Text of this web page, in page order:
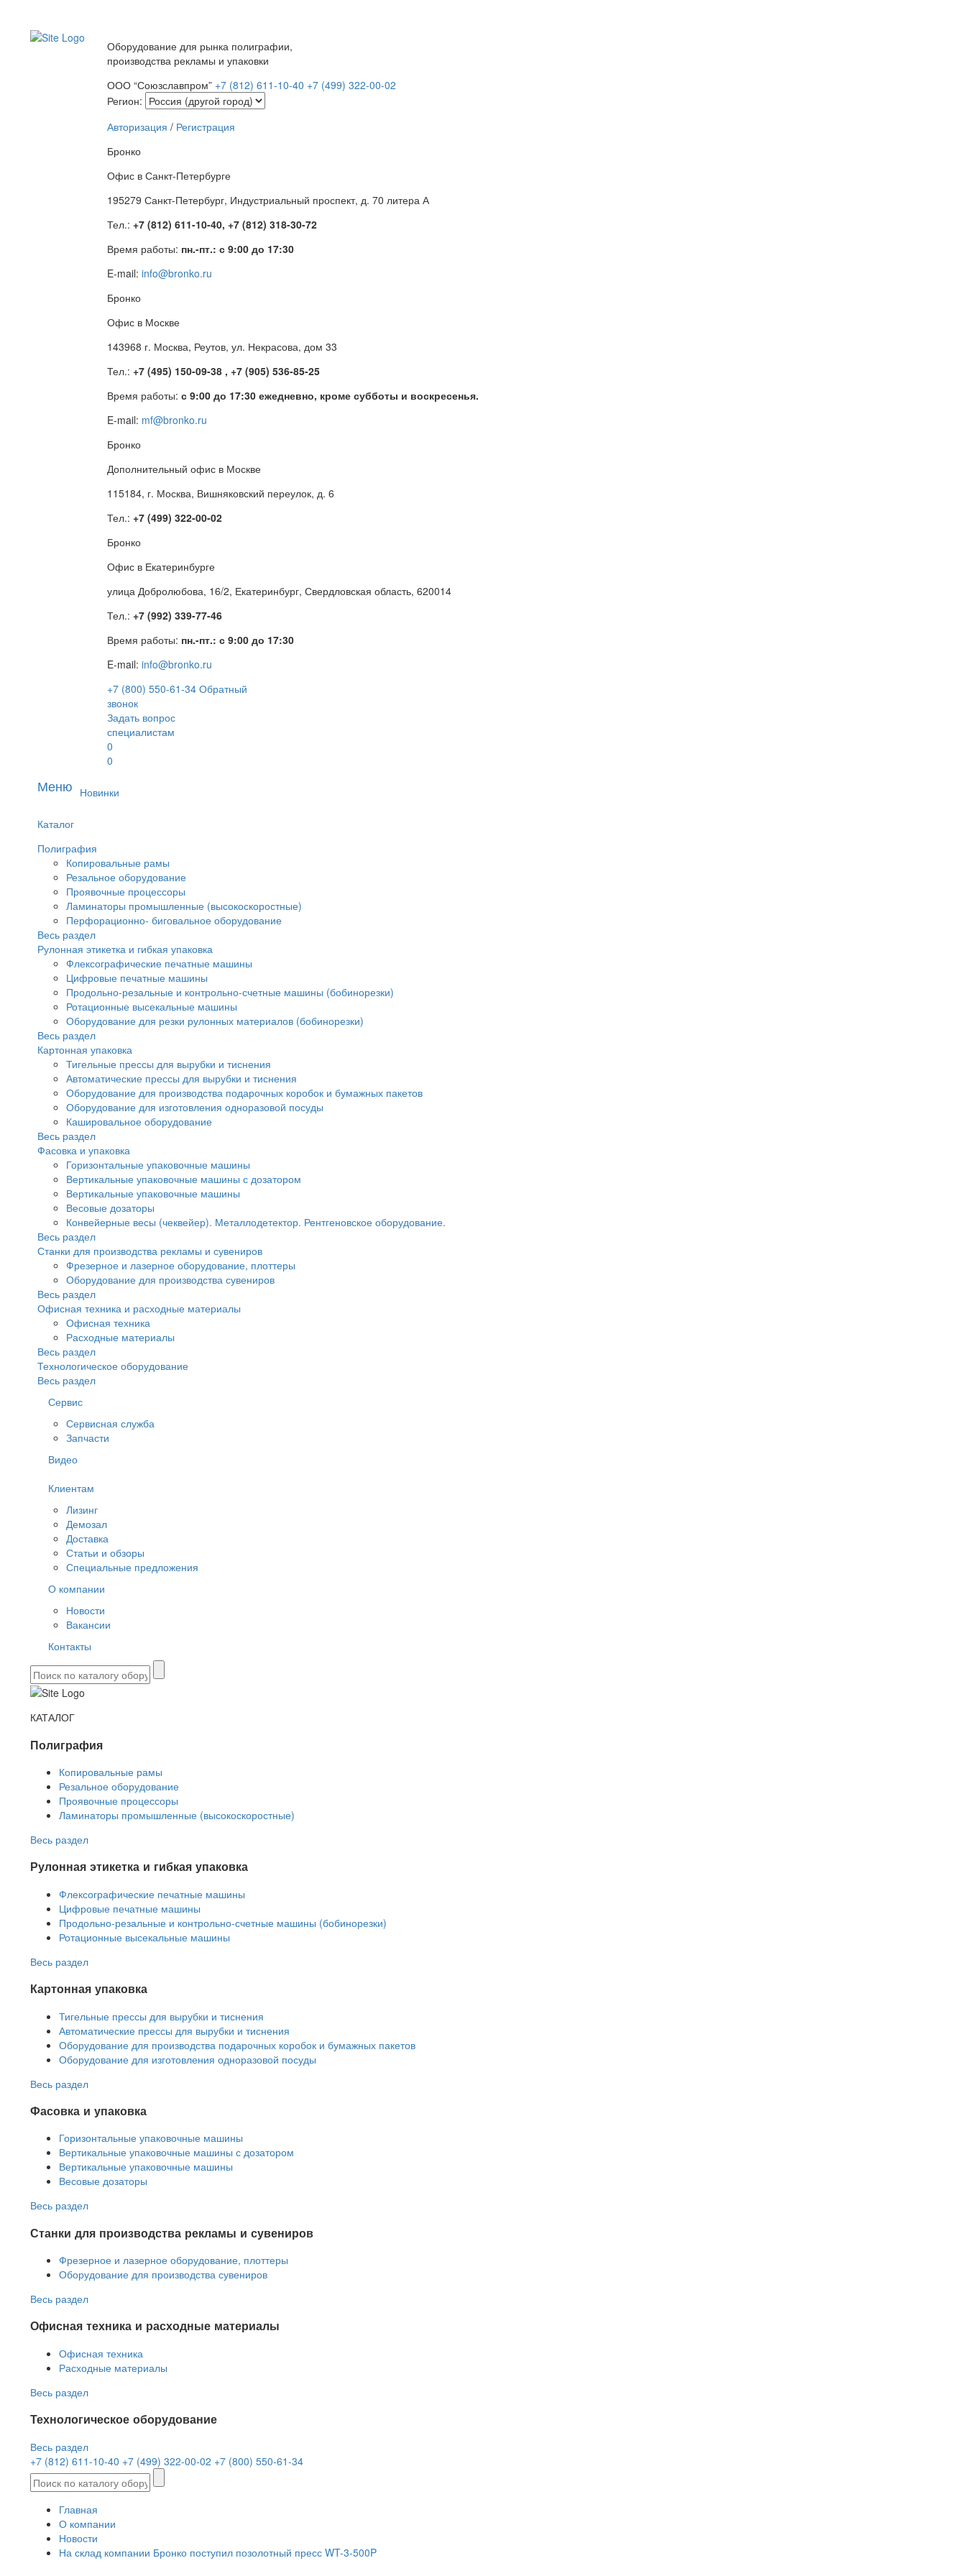
Оборудование для рынка полиграфии,
производства рекламы и упаковки
ООО “Союзславпром” +7 (812) 611-10-40 +7 (499) 322-00-02
Регион:
Авторизация / Регистрация
Бронко
Офис в Санкт-Петербурге
195279 Санкт-Петербург, Индустриальный проспект, д. 70 литера А
Тел.: +7 (812) 611-10-40, +7 (812) 318-30-72
Время работы: пн.-пт.: с 9:00 до 17:30
E-mail: info@bronko.ru
Бронко
Офис в Москве
143968 г. Москва, Реутов, ул. Некрасова, дом 33
Тел.: +7 (495) 150-09-38 , +7 (905) 536-85-25
Время работы: с 9:00 до 17:30 ежедневно, кроме субботы и воскресенья.
E-mail: mf@bronko.ru
Бронко
Дополнительный офис в Москве
115184, г. Москва, Вишняковский переулок, д. 6
Тел.: +7 (499) 322-00-02
Бронко
Офис в Екатеринбурге
улица Добролюбова, 16/2, Екатеринбург, Свердловская область, 620014
Тел.: +7 (992) 339-77-46
Время работы: пн.-пт.: с 9:00 до 17:30
E-mail: info@bronko.ru
+7 (800) 550-61-34 Обратный
звонок
Задать вопрос
специалистам
0
0
Меню Новинки
Каталог
Полиграфия
Копировальные рамы
Резальное оборудование
Проявочные процессоры
Ламинаторы промышленные (высокоскоростные)
Перфорационно- биговальное оборудование
Весь раздел
Рулонная этикетка и гибкая упаковка
Флексографические печатные машины
Цифровые печатные машины
Продольно-резальные и контрольно-счетные машины (бобинорезки)
Ротационные высекальные машины
Оборудование для резки рулонных материалов (бобинорезки)
Весь раздел
Картонная упаковка
Тигельные прессы для вырубки и тиснения
Автоматические прессы для вырубки и тиснения
Оборудование для производства подарочных коробок и бумажных пакетов
Оборудование для изготовления одноразовой посуды
Кашировальное оборудование
Весь раздел
Фасовка и упаковка
Горизонтальные упаковочные машины
Вертикальные упаковочные машины с дозатором
Вертикальные упаковочные машины
Весовые дозаторы
Конвейерные весы (чеквейер). Металлодетектор. Рентгеновское оборудование.
Весь раздел
Станки для производства рекламы и сувениров
Фрезерное и лазерное оборудование, плоттеры
Оборудование для производства сувениров
Весь раздел
Офисная техника и расходные материалы
Офисная техника
Расходные материалы
Весь раздел
Технологическое оборудование
Весь раздел
Сервис
Сервисная служба
Запчасти
Видео
Клиентам
Лизинг
Демозал
Доставка
Статьи и обзоры
Специальные предложения
О компании
Новости
Вакансии
Контакты
КАТАЛОГ
Полиграфия
Копировальные рамы
Резальное оборудование
Проявочные процессоры
Ламинаторы промышленные (высокоскоростные)
Весь раздел
Рулонная этикетка и гибкая упаковка
Флексографические печатные машины
Цифровые печатные машины
Продольно-резальные и контрольно-счетные машины (бобинорезки)
Ротационные высекальные машины
Весь раздел
Картонная упаковка
Тигельные прессы для вырубки и тиснения
Автоматические прессы для вырубки и тиснения
Оборудование для производства подарочных коробок и бумажных пакетов
Оборудование для изготовления одноразовой посуды
Весь раздел
Фасовка и упаковка
Горизонтальные упаковочные машины
Вертикальные упаковочные машины с дозатором
Вертикальные упаковочные машины
Весовые дозаторы
Весь раздел
Станки для производства рекламы и сувениров
Фрезерное и лазерное оборудование, плоттеры
Оборудование для производства сувениров
Весь раздел
Офисная техника и расходные материалы
Офисная техника
Расходные материалы
Весь раздел
Технологическое оборудование
Весь раздел
+7 (812) 611-10-40 +7 (499) 322-00-02 +7 (800) 550-61-34
Главная
О компании
Новости
На склад компании Бронко поступил позолотный пресс WT-3-500P